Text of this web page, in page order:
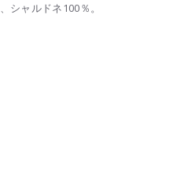
、シャルドネ100％。